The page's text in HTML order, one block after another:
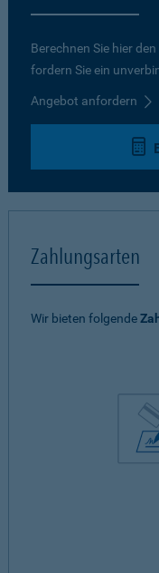
Berechnen Sie hier
fordern Sie ein
Angebot anfordern
Zahlungsarten
Wir bieten folgende